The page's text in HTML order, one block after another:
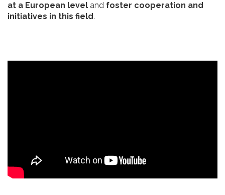
at a European level and foster cooperation and
initiatives in this field.